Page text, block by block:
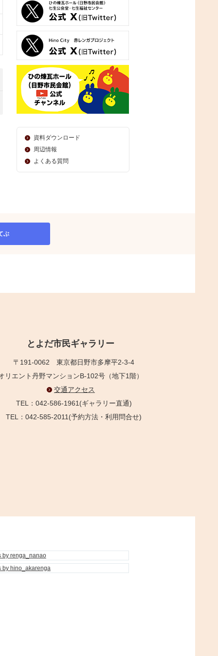
資料ダウンロード
周辺情報
よくある質問
ぶ
とよだ市民ギャラリー
〒191-0062 東京都日野市多摩平2-3-4
リエント丹野マンションB-102号（地下1階）
交通アクセス
TEL：042-586-1961(ギャラリー直通)
：042-585-2011(予約方法・利用問合せ)
by renga_nanao
by hino_akarenga